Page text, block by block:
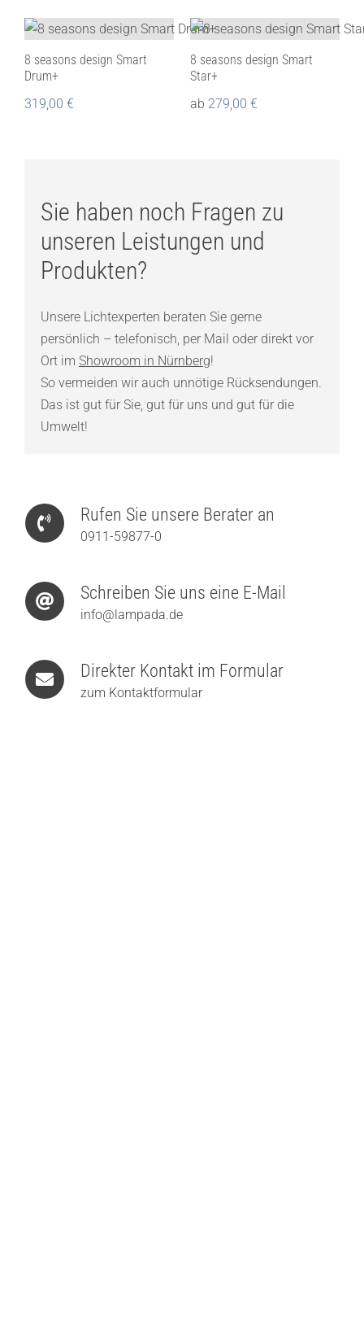
8 seasons design Smart
Drum+
319,00 €
8 seasons design Smart
Star+
ab 279,00 €
Sie haben noch Fragen zu
unseren Leistungen und
Produkten?
Unsere Lichtexperten beraten Sie gerne
persönlich – telefonisch, per Mail oder direkt vor
Ort im Showroom in Nürnberg!
So vermeiden wir auch unnötige Rücksendungen.
Das ist gut für Sie, gut für uns und gut für die
Umwelt!
Rufen Sie unsere Berater an
0911-59877-0
Schreiben Sie uns eine E-Mail
info@lampada.de
Direkter Kontakt im Formular
zum Kontaktformular